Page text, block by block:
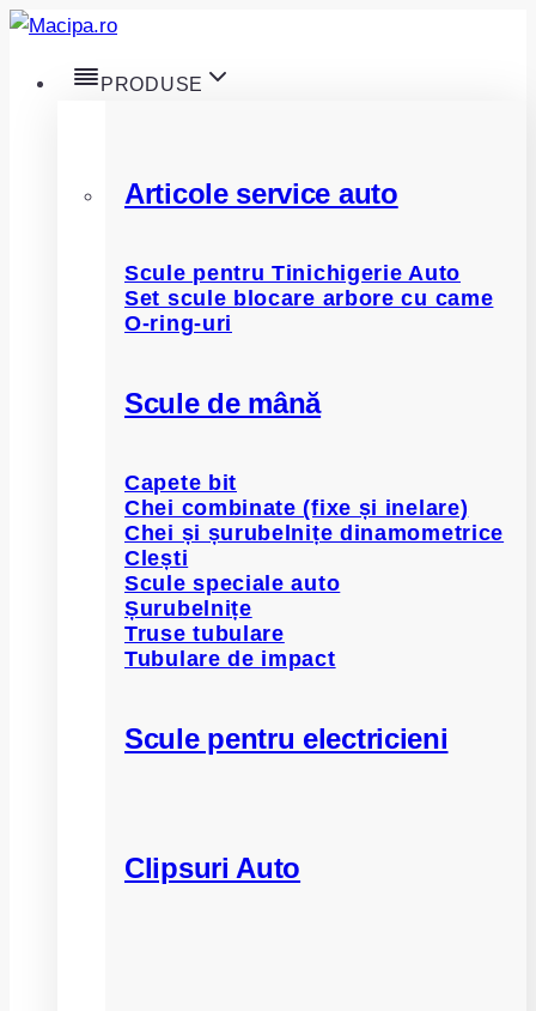
Skip
content
PRODUSE
Articole service auto
Scule pentru Tinichigerie Auto
Set scule blocare arbore cu came
O-ring-uri
Scule de mână
Capete bit
Chei combinate (fixe și inelare)
Chei și șurubelnițe dinamometrice
Clești
Scule speciale auto
Șurubelnițe
Truse tubulare
Tubulare de impact
Scule pentru electricieni
Clipsuri Auto